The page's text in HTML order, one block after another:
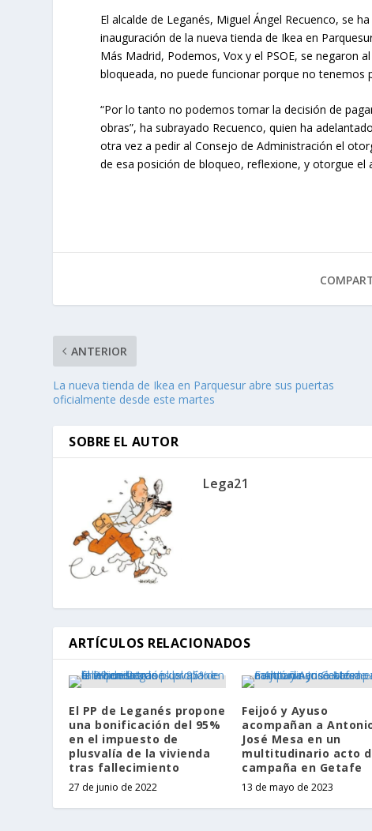
El alcalde de Leganés, Miguel Ángel Recuenco, se
inauguración de la nueva tienda de Ikea en
Más Madrid, Podemos, Vox y el PSOE, se
bloqueada, no puede funcionar porque no tenemos
“Por lo tanto no podemos tomar la decisión de
obras”, ha subrayado Recuenco, quien ha
otra vez a pedir al Consejo de Administración el
de esa posición de bloqueo, reflexione, y otorgue el
ANTERIOR
La nueva tienda de Ikea en Parquesur abre sus puertas
oficialmente desde este martes
SOBRE EL AUTOR
Lega21
ARTÍCULOS RELACIONADOS
El PP de Leganés propone
una bonificación del 95%
en el impuesto de
plusvalía de la vivienda
tras fallecimiento
27 de junio de 2022
Feijoó y Ayuso
acompañan a
José Mesa en un
multitudinario acto
campaña en Getafe
13 de mayo de 2023